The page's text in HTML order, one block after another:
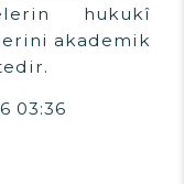
hukukî
akademik
03:36